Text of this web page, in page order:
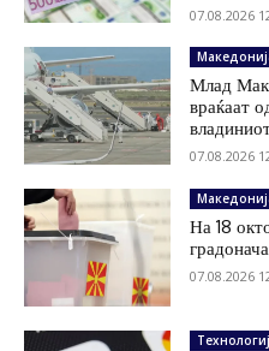
07.08.2026
Млад
враќаат
07.08.2026
На 18
07.08.2026